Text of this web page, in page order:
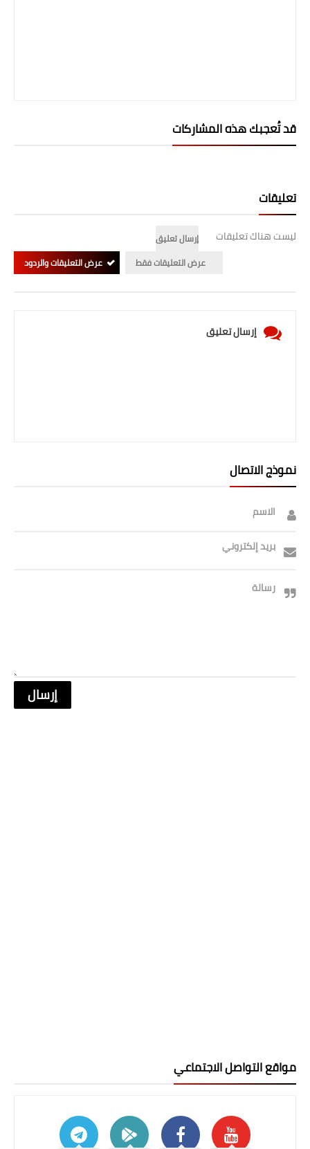
الطقس
قد تُعجبك هذه المشاركات
تعليقات
ليست هناك تعليقات
إرسال تعليق
عرض التعليقات فقط
عرض التعليقات والردود
إرسال تعليق
نموذج الاتصال
الاسم
بريد إلكتروني
رسالة
مواقع التواصل الاجتماعي